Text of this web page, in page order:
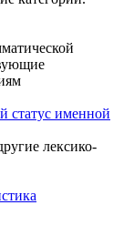
статус именной
лексико-